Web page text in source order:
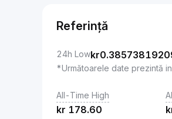
Referință
24h Lowkr
*Următoarele date prezintă
All-Time High
kr 178.60